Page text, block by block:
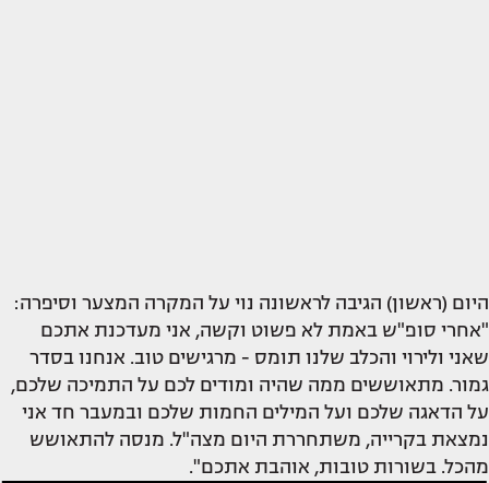
היום (ראשון) הגיבה לראשונה נוי על המקרה המצער וסיפרה:
"אחרי סופ"ש באמת לא פשוט וקשה, אני מעדכנת אתכם
שאני ולירוי והכלב שלנו תומס - מרגישים טוב. אנחנו בסדר
גמור. מתאוששים ממה שהיה ומודים לכם על התמיכה שלכם,
על הדאגה שלכם ועל המילים החמות שלכם ובמעבר חד אני
נמצאת בקרייה, משתחררת היום מצה"ל. מנסה להתאושש
מהכל. בשורות טובות, אוהבת אתכם".